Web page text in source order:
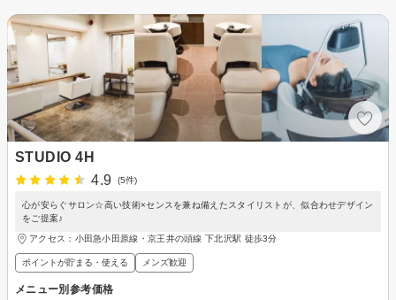
STUDIO 4H
4.9
(5件)
心が安らぐサロン☆高い技術×センスを兼ね備えたスタイリストが、似合わせデザイン
をご提案♪
アクセス：小田急小田原線・京王井の頭線 下北沢駅 徒歩3分
ポイントが貯まる・使える メンズ歓迎
メニュー別参考価格